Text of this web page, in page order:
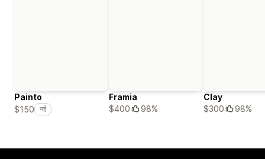
Painto
$150
नई
Framia
$400
98%
Clay
$300
98%